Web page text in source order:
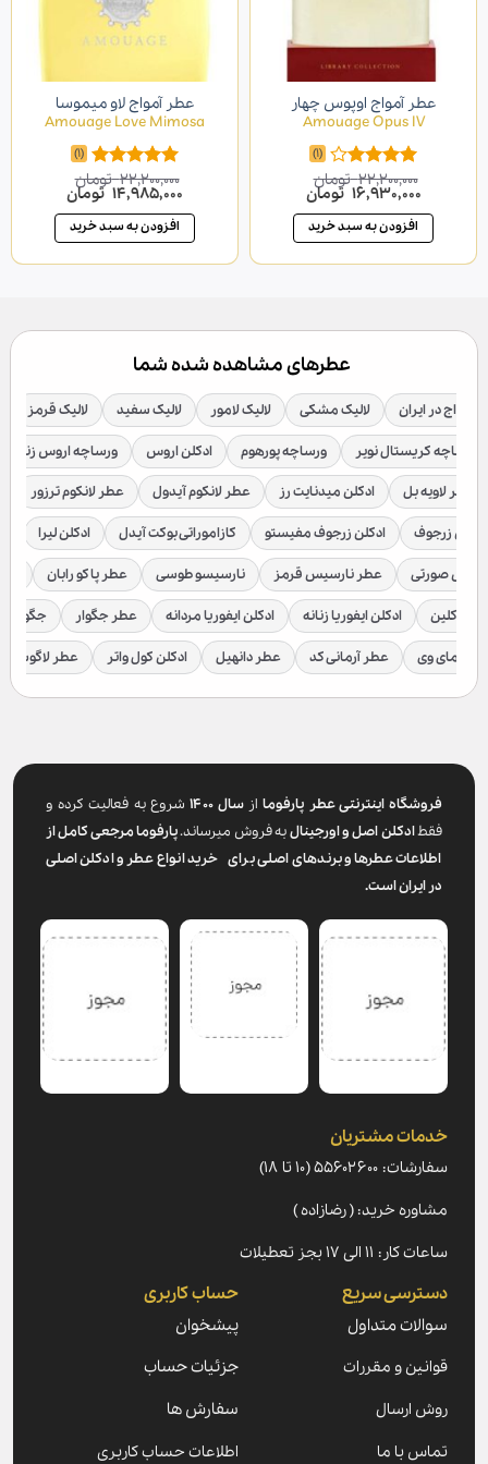
عطر آمواج اوپوس چهار
Amouage Opus IV
امتیاز
4.00از 5
(1)
22,200,000 تومان
قیمت
اصلی
22,200,000 تومان
بود.
16,930,000 تومان
فعلی
است. افزودن به سبد خرید
عطر آمواج لاو میموسا
Amouage Love Mimosa
امتیاز5.00
از 5
(1)
22,200,000 تومان
قیمت
اصلی
22,200,000 تومان
بود.
14,985,000 تومان
فعلی
است. افزودن به سبد خرید
عطرهای مشاهده شده شما
آمواج در ایران لالیک مشکی لالیک لامور لالیک سفید لالیک قرمز
ورساچه کریستال نویر ورساچه پورهوم ادکلن اروس ورساچه اروس زنانه
عطر لاویه بل ادکلن میدنایت رز عطر لانکوم آیدول عطر لانکوم ترزور
ادکلن زرجوف ادکلن زرجوف مفیستو کازاموراتی بوکت آیدل ادکلن لیرا
صورتی عطر نارسیس قرمز نارسیسو طوسی عطر پاکو رابان
کلین ادکلن ایفوریا زنانه ادکلن ایفوریا مردانه عطر جگوار جگوار
عطر مای وی عطر آرمانی کد عطر دانهیل ادکلن کول واتر عطر لاگوست
فروشگاه اینترنتی عطر پارفوما از سال ۱۴۰۰
شروع به فعالیت کرده و
فقطادکلن اصل و اورجینالبه فروش میرساند.پارفومامرجعی کامل از
اطلاعات عطرها و برندهای اصلی برای خرید انواع عطر و ادکلن اصلی
در ایران است.
خدمات مشتریان
سفارشات: ۵۵۶۰۲۶۰۰ (۱۰ تا ۱۸)
مشاوره خرید: ( رضازاده )
ساعات کار: ۱۱ الی ۱۷ بجز تعطیلات
دسترسی سریع
سوالات متداول
قوانین و مقررات
روش ارسال
تماس با ما
حساب کاربری
پیشخوان
جزئیات حساب
سفارش ها
اطلاعات حساب کاربری